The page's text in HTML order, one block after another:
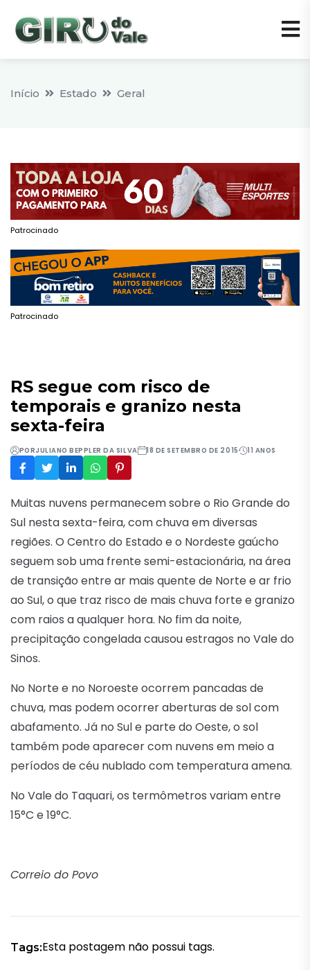
Início Estado Geral
Patrocinado
Patrocinado
RS segue com risco de
temporais e granizo nesta
sexta-feira
PORJULIANO BEPPLER DA SILVA 18 DE SETEMBRO DE 2015 11 ANOS
Muitas nuvens permanecem sobre o Rio Grande do
Sul nesta sexta-feira, com chuva em diversas
regiões. O Centro do Estado e o Nordeste gaúcho
seguem sob uma frente semi-estacionária, na área
de transição entre ar mais quente de Norte e ar frio
ao Sul, o que traz risco de mais chuva forte e granizo
com raios a qualquer hora. No fim da noite,
precipitação congelada causou estragos no Vale do
Sinos.
No Norte e no Noroeste ocorrem pancadas de
chuva, mas podem ocorrer aberturas de sol com
abafamento. Já no Sul e parte do Oeste, o sol
também pode aparecer com nuvens em meio a
períodos de céu nublado com temperatura amena.
No Vale do Taquari, os termômetros variam entre
15°C e 19°C.
Correio do Povo
Tags:Esta postagem não possui tags.